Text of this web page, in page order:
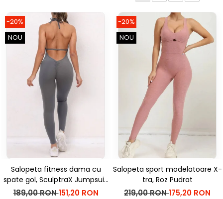
-20%
NOU
Salopeta fitness dama cu
spate gol, SculptraX Jumpsuit,
Gri
189,00 RON151,20 RON
-20%
NOU
Salopeta sport modelatoare X-
tra, Roz Pudrat
219,00 RON175,20 RON